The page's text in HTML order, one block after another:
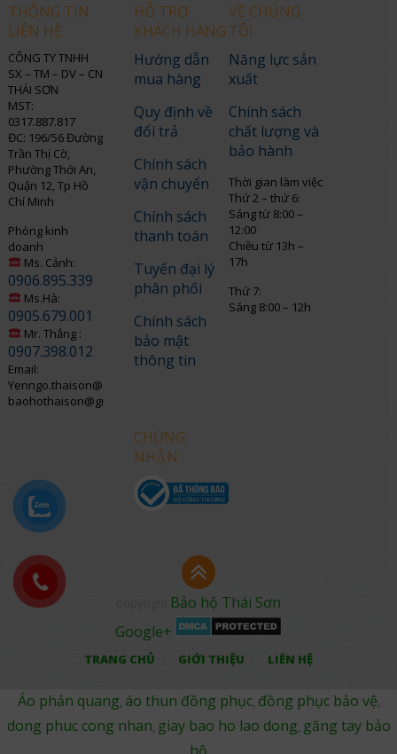
THÔNG TIN
LIÊN HỆ
CÔNG TY TNHH
SX – TM – DV – CN
THÁI SƠN
MST:
0317.887.817
ĐC: 196/56 Đường
Trần Thị Cờ,
Phường Thới An,
Quận 12, Tp Hồ
Chí Minh
Phòng kinh
doanh
Ms. Cảnh:
0906.895.339
Ms.Hà:
0905.679.001
Mr. Thắng :
0907.398.012
Email:
Yenngo.thaison@gmail.com
baohothaison@gmail.com
HỖ TRỢ
KHÁCH HÀNG
Hướng dẫn
mua hàng
Quy định về
đổi trả
Chính sách
vận chuyển
Chính sách
thanh toán
Tuyển đại lý
phân phối
Chính sách
bảo mật
thông tin
CHỨNG
NHẬN
VỀ CHÚNG
TÔI
Năng lực sản
xuất
Chính sách
chất lượng và
bảo hành
Thời gian làm việc
Thứ 2 – thứ 6:
Sáng từ 8:00 –
12:00
Chiều từ 13h –
17h
Thứ 7:
Sáng 8:00 – 12h
Bảo hộ Thái Sơn
Google+
TRANG CHỦ GIỚI THIỆU LIÊN HỆ
Áo phản quang, áo thun đồng phục, đồng phục bảo vệ,
dong phuc cong nhan, giay bao ho lao dong, găng tay bảo